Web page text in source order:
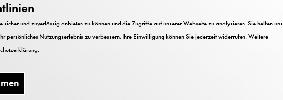
sicher und zuverlässig anbieten zu können und die Zugriffe auf unserer Webseite zu analysieren. Sie helfen uns
persönliches Nutzungserlebnis zu verbessern. Ihre Einwilligung können Sie jederzeit widerrufen. Weitere
.